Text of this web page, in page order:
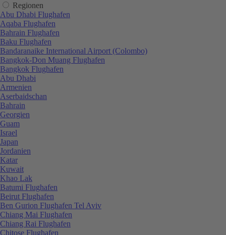
Regionen
Abu Dhabi Flughafen
Aqaba Flughafen
Bahrain Flughafen
Baku Flughafen
Bandaranaike International Airport (Colombo)
Bangkok-Don Muang Flughafen
Bangkok Flughafen
Abu Dhabi
Armenien
Aserbaidschan
Bahrain
Georgien
Guam
Israel
Japan
Jordanien
Katar
Kuwait
Khao Lak
Batumi Flughafen
Beirut Flughafen
Ben Gurion Flughafen Tel Aviv
Chiang Mai Flughafen
Chiang Rai Flughafen
Chitose Flughafen